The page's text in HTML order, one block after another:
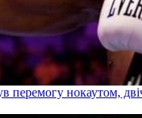
перемогу нокаутом,